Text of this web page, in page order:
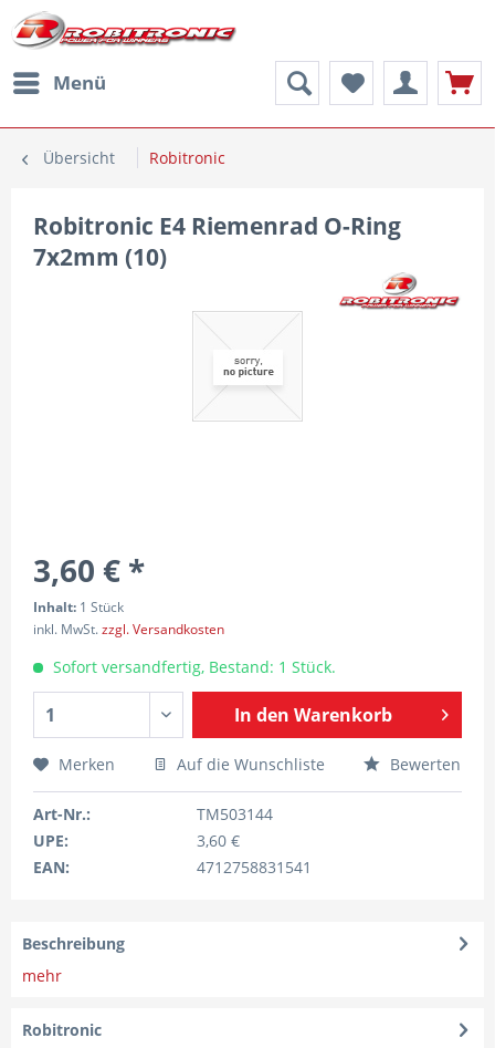
Menü
Übersicht Robitronic
Robitronic E4 Riemenrad O-Ring
7x2mm (10)
3,60 € *
Inhalt: 1 Stück
inkl. MwSt.zzgl. Versandkosten
Sofort versandfertig, Bestand: 1 Stück.
In den Warenkorb
Merken Auf die Wunschliste Bewerten
Art-Nr.:
TM503144
UPE:
3,60 €
EAN:
4712758831541
Beschreibung
mehr
Robitronic